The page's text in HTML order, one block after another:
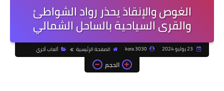
الغوص والإنقاذ يحذر رواد الشواطئ
والقرى السياحية بالساحل الشمالي
kora 3030 الصفحة الرئيسية ألعاب أخري
الحجم